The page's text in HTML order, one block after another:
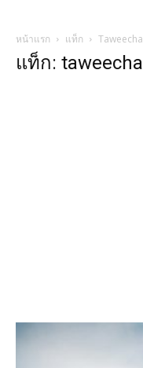
หน้าแรก แท็ก
แท็ก: